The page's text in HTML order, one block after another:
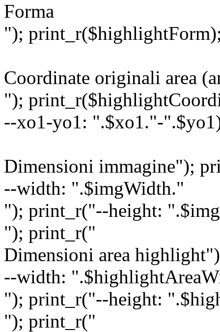
Forma
");
Coordinate originali area
");
--xo1-yo1: ".$xo1."-
Dimensioni immagine");
--width: ".$imgWidth."
"); print_r("--height:
"); print_r("
Dimensioni area
--width:
"); print_r("--height:
"); print_r("